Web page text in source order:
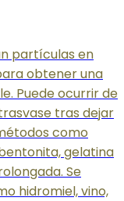
partículas en
obtener una
Puede ocurrir de
tras dejar
como
gelatina
Se
hidromiel, vino,